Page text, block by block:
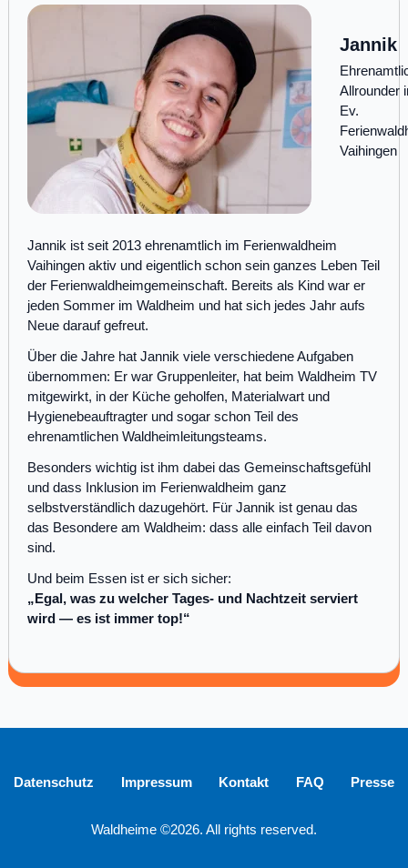
Jannik
Allrounder
Ev.
Vaihingen
Jannik ist seit 2013 ehrenamtlich im Ferienwaldheim
Vaihingen aktiv und eigentlich schon sein ganzes Leben Teil
der Ferienwaldheimgemeinschaft. Bereits als Kind war er
jeden Sommer im Waldheim und hat sich jedes Jahr aufs
Neue darauf gefreut.
Über die Jahre hat Jannik viele verschiedene Aufgaben
übernommen: Er war Gruppenleiter, hat beim Waldheim TV
mitgewirkt, in der Küche geholfen, Materialwart und
Hygienebeauftragter und sogar schon Teil des
ehrenamtlichen Waldheimleitungsteams.
Besonders wichtig ist ihm dabei das Gemeinschaftsgefühl
und dass Inklusion im Ferienwaldheim ganz
selbstverständlich dazugehört. Für Jannik ist genau das
das Besondere am Waldheim: dass alle einfach Teil davon
sind.
Und beim Essen ist er sich sicher:
„Egal, was zu welcher Tages- und Nachtzeit serviert
wird — es ist immer top!“
Datenschutz Impressum Kontakt FAQ Presse
Waldheime ©2026. All rights reserved.